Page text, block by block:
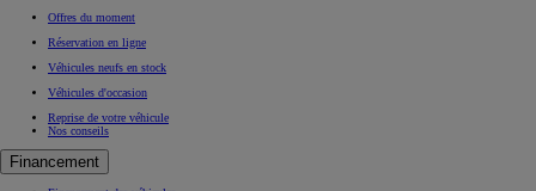
Offres du moment
Réservation en ligne
Véhicules neufs en stock
Véhicules d'occasion
Reprise de votre véhicule
Nos conseils
Financement